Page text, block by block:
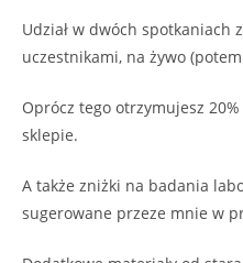
Udział w dwóch spotkaniach
uczestnikami, na żywo
Oprócz tego otrzymujesz
sklepie.
A także zniżki na badania
sugerowane przeze mnie w